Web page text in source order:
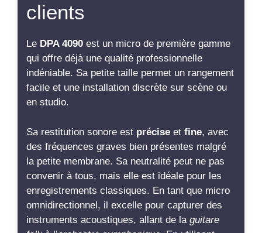
clients
Le DPA 4090 est un micro de première gamme
qui offre déjà une qualité professionnelle
indéniable. Sa petite taille permet un rangement
facile et une installation discrète sur scène ou
en studio.
Sa restitution sonore est précise et fine, avec
des fréquences graves bien présentes malgré
la petite membrane. Sa neutralité peut ne pas
convenir à tous, mais elle est idéale pour les
enregistrements classiques. En tant que micro
omnidirectionnel, il excelle pour capturer des
instruments acoustiques, allant de la guitare